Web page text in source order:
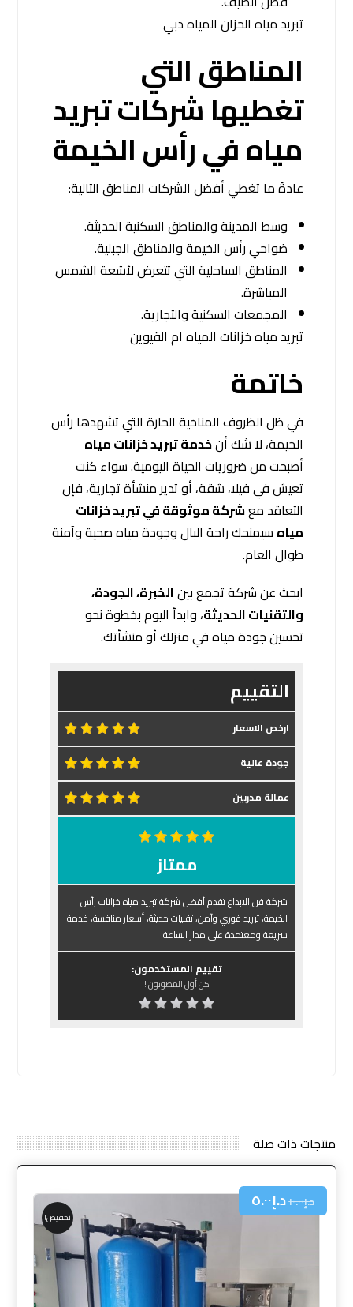
تبريد مياه الحزان المياه دبي
المناطق التي
تغطيها شركات تبريد
مياه في رأس الخيمة
عادةً ما تغطي أفضل الشركات المناطق التالية:
وسط المدينة والمناطق السكنية الحديثة.
ضواحي رأس الخيمة والمناطق الجبلية.
المناطق الساحلية التي تتعرض لأشعة الشمس
المباشرة.
المجمعات السكنية والتجارية.
تبريد مياه خزانات المياه ام القيوين
خاتمة
في ظل الظروف المناخية الحارة التي تشهدها رأس
الخيمة، لا شك أنخدمة تبريد خزانات مياه
أصبحت من ضروريات الحياة اليومية. سواء كنت
تعيش في فيلا، شقة، أو تدير منشأة تجارية، فإن
التعاقد معشركة موثوقة في تبريد خزانات
مياه سيمنحك راحة البال وجودة مياه صحية وآمنة
طوال العام.
ابحث عن شركة تجمع بينالخبرة، الجودة،
والتقنيات الحديثة، وابدأ اليوم بخطوة نحو
تحسين جودة مياه في منزلك أو منشأتك.
التقييم
ارخص الاسعار
جودة عالية
عمالة مدربين
ممتاز
شركة فن الابداع تقدم أفضل شركة تبريد مياه خزانات رأس
الخيمة، تبريد فوري وآمن، تقنيات حديثة، أسعار منافسة، خدمة
سريعة ومعتمدة على مدار الساعة.
تقييم المستخدمون:
كن أول المصوتون !
منتجات ذات صلة
د.إ١٠.٠٠د.إ٥.٠٠
تخفيض!